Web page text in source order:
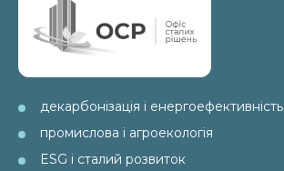
декарбонізація і енергоефективність
промислова і агроекологія
ESG і сталий розвиток